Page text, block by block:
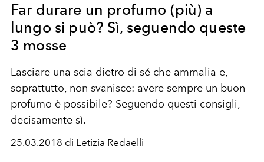
Far durare un profumo (più) a
lungo si può? Sì, seguendo queste
3 mosse
Lasciare una scia dietro di sé che ammalia e,
soprattutto, non svanisce: avere sempre un buon
profumo è possibile? Seguendo questi consigli,
decisamente sì.
25.03.2018 di Letizia Redaelli